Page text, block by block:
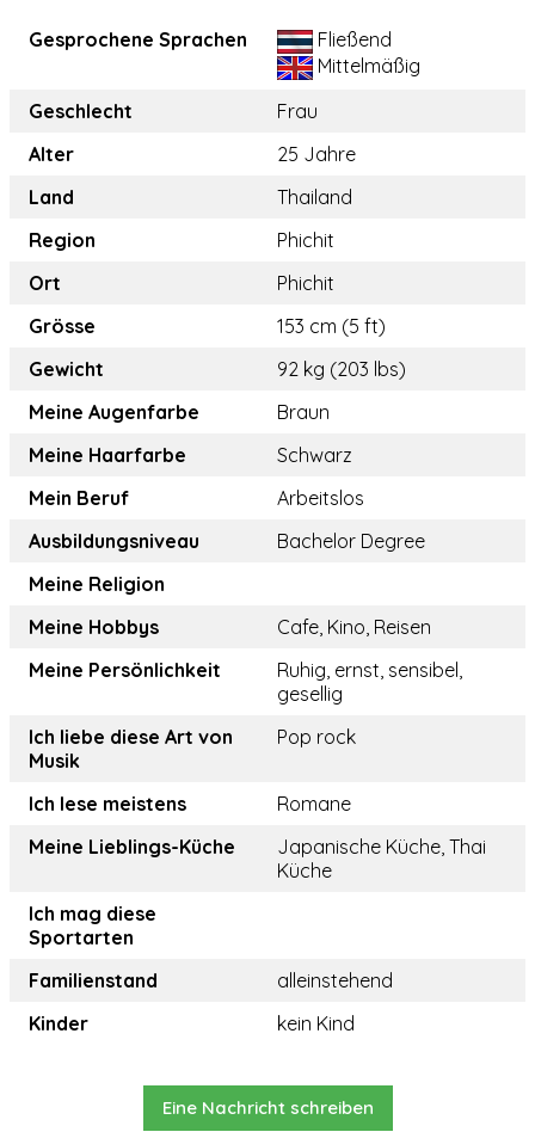
Gesprochene Sprachen
Fließend
Mittelmäßig
Geschlecht
Frau
Alter
25 Jahre
Land
Thailand
Region
Phichit
Ort
Phichit
Grösse
153 cm (5 ft)
Gewicht
92 kg (203 lbs)
Meine Augenfarbe
Braun
Meine Haarfarbe
Schwarz
Mein Beruf
Arbeitslos
Ausbildungsniveau
Bachelor Degree
Meine Religion
Meine Hobbys
Cafe, Kino, Reisen
Meine Persönlichkeit
Ruhig, ernst, sensibel,
gesellig
Ich liebe diese Art von
Musik
Pop rock
Ich lese meistens
Romane
Meine Lieblings-Küche
Japanische Küche, Thai
Küche
Ich mag diese
Sportarten
Familienstand
alleinstehend
Kinder
kein Kind
Eine Nachricht schreiben